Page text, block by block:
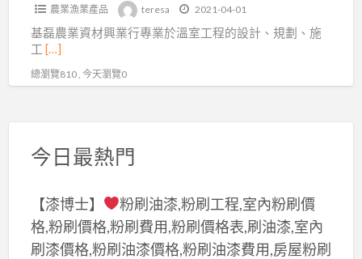
農業漁業產品 teresa 2021-04-01
基磊農業資材興業行專業於溫室工程的設計、規劃、施
工 […]
總瀏覽810 , 今天瀏覽0
今日最熱門
【漆博士】
粉刷油漆,粉刷工程,室內粉刷價
格,粉刷價格,粉刷費用,粉刷價格表,刷油漆,室內
刷漆價格,粉刷油漆價格,粉刷油漆費用,房屋粉刷